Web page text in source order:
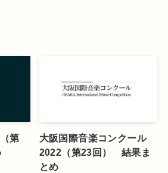
第
大阪国際音楽コンクール
2022（第23回） 結果ま
とめ